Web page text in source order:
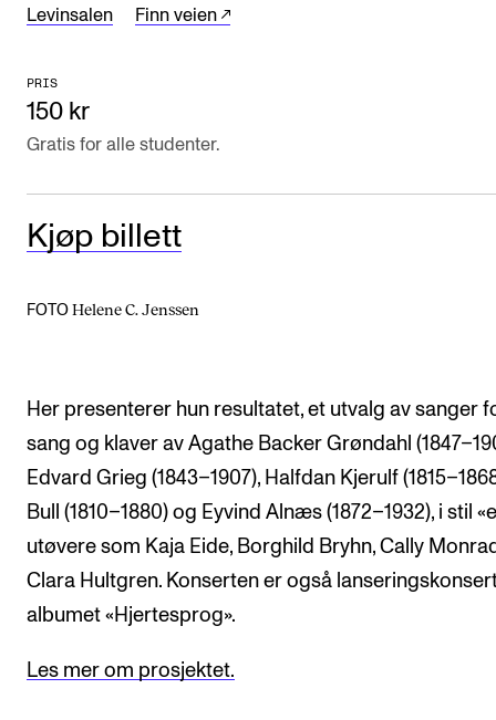
Kontakt oss
For ansatte og studenter
Levinsalen Finn veien
PRIS
150 kr
Gratis for alle studenter.
Kjøp billett
FOTO Helene C. Jenssen
Her presenterer hun resultatet, et utvalg av sanger
sang og klaver av Agathe Backer Grøndahl
Edvard Grieg (1843–1907), Halfdan Kjerulf
Bull (1810–1880) og Eyvind Alnæs (1872–1932), i stil
utøvere som Kaja Eide, Borghild Bryhn, Cally
Clara Hultgren. Konserten er også
albumet «Hjertesprog».
Les mer om prosjektet.